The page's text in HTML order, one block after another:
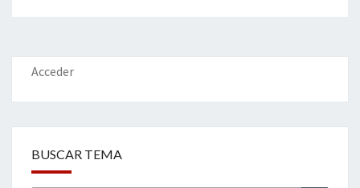
Acceder
BUSCAR TEMA